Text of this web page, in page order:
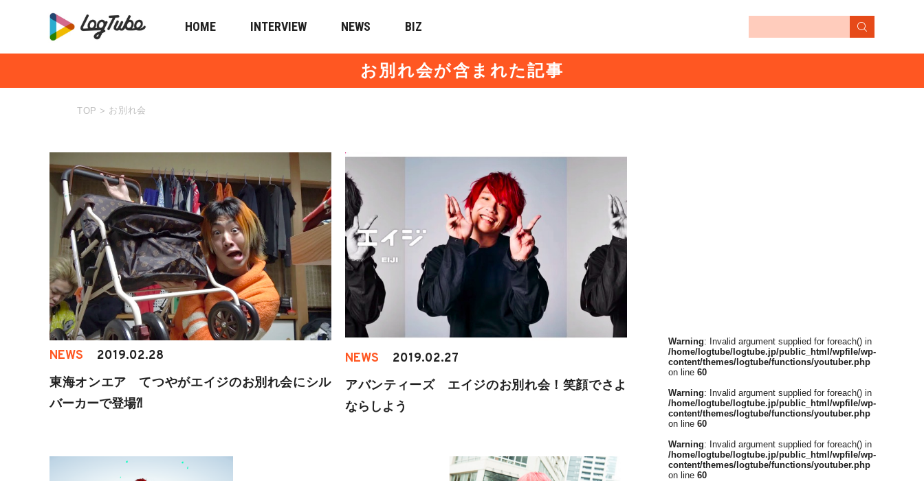
HOME INTERVIEW NEWS BIZ
お別れ会が含まれた記事
TOP > お別れ会
NEWS 2019.02.28
東海オンエア てつやがエイジのお別れ会にシル
バーカーで登場⁈
NEWS 2019.02.27
アバンティーズ エイジのお別れ会！笑顔でさよ
ならしよう
Warning: Invalid argument supplied for foreach() in
/home/logtube/logtube.jp/public_html/wpfile/wp-
content/themes/logtube/functions/youtuber.php
on line 60
Warning: Invalid argument supplied for foreach() in
/home/logtube/logtube.jp/public_html/wpfile/wp-
content/themes/logtube/functions/youtuber.php
on line 60
Warning: Invalid argument supplied for foreach() in
/home/logtube/logtube.jp/public_html/wpfile/wp-
content/themes/logtube/functions/youtuber.php
on line 60